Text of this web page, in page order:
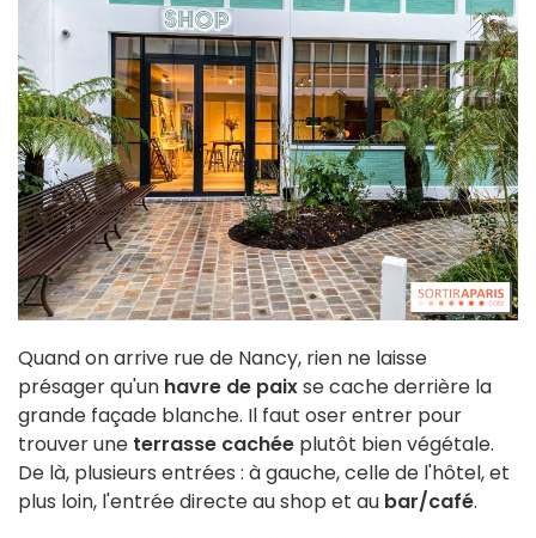
Quand on arrive rue de Nancy, rien ne laisse
présager qu'un havre de paixse cache derrière la
grande façade blanche. Il faut oser entrer pour
trouver une terrasse cachée plutôt bien végétale.
De là, plusieurs entrées : à gauche, celle de l'hôtel, et
plus loin, l'entrée directe au shop et au bar/café.